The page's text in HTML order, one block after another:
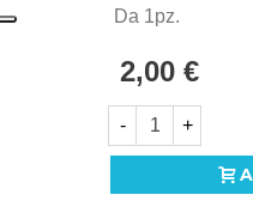
Da 1pz.
2,00 €
- +